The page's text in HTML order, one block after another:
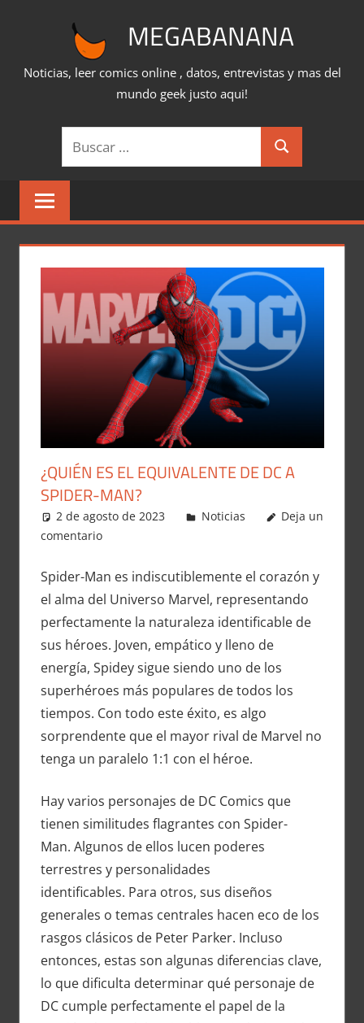
MEGABANANA
Noticias, leer comics online , datos, entrevistas y mas del
mundo geek justo aqui!
Buscar:
Buscar
¿QUIÉN ES EL EQUIVALENTE DE DC A
SPIDER-MAN?
2 de agosto de 2023 Carlitox Banana
Noticias
Deja un
comentario
Spider-Man es indiscutiblemente el corazón y
el alma del Universo Marvel, representando
perfectamente la naturaleza identificable de
sus héroes. Joven, empático y lleno de
energía, Spidey sigue siendo uno de los
superhéroes más populares de todos los
tiempos. Con todo este éxito, es algo
sorprendente que el mayor rival de Marvel no
tenga un paralelo 1:1 con el héroe.
Hay varios personajes de DC Comics que
tienen similitudes flagrantes con Spider-
Man. Algunos de ellos lucen poderes
terrestres y personalidades
identificables. Para otros, sus diseños
generales o temas centrales hacen eco de los
rasgos clásicos de Peter Parker. Incluso
entonces, estas son algunas diferencias clave,
lo que dificulta determinar qué personaje de
DC cumple perfectamente el papel de la